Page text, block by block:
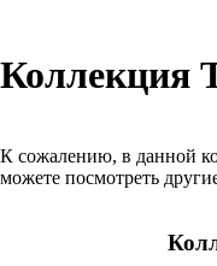
Коллекция
К сожалению, в данной
можете посмотреть